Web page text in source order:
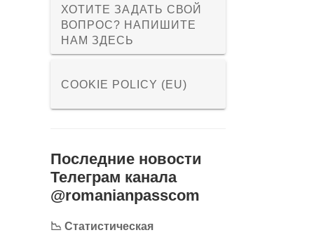
ХОТИТЕ ЗАДАТЬ СВОЙ
ВОПРОС? НАПИШИТЕ
НАМ ЗДЕСЬ
COOKIE POLICY (EU)
Последние новости
Телеграм канала
@romanianpasscom
📉 Статистическая